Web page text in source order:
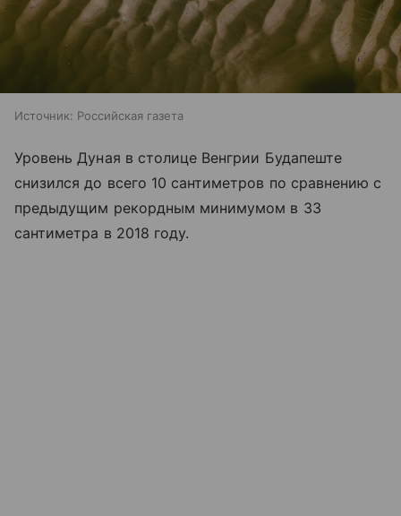
Источник: Российская газета
Уровень Дуная в столице Венгрии Будапеште
снизился до всего 10 сантиметров по сравнению с
предыдущим рекордным минимумом в 33
сантиметра в 2018 году.